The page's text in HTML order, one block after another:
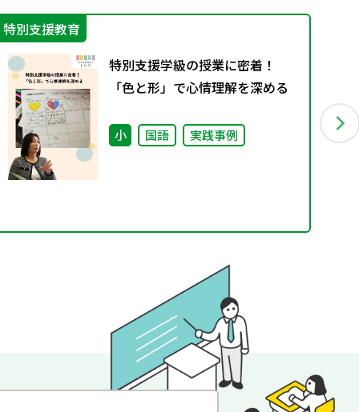
特別支援教育
特別支援学級の授業に密着！
「色と形」で心情理解を深める
小 国語 実践事例